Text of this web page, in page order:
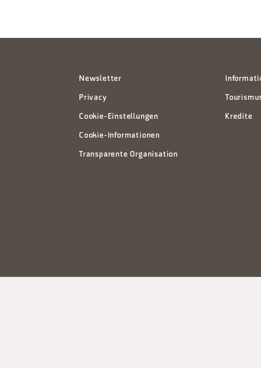
Newsletter
Privacy
Cookie-Einstellungen
Cookie-Informationen
Transparente Organisation
Kredite